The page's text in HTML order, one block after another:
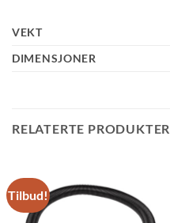
VEKT
DIMENSJONER
RELATERTE PRODUKTER
Tilbud!